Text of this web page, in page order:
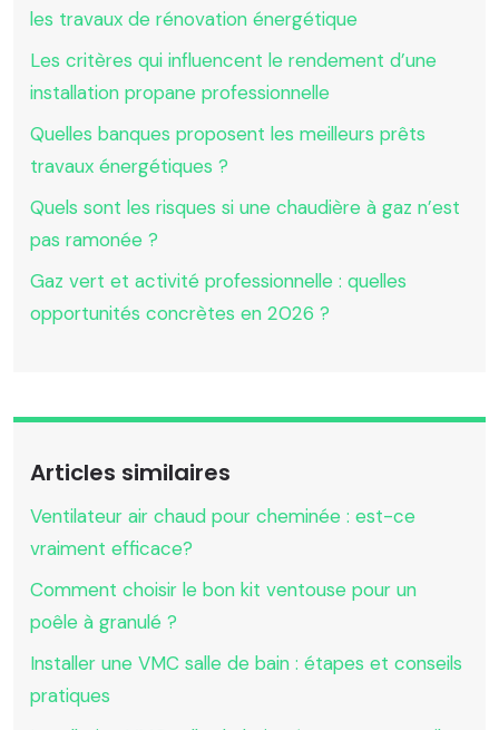
les travaux de rénovation énergétique
Les critères qui influencent le rendement d’une
installation propane professionnelle
Quelles banques proposent les meilleurs prêts
travaux énergétiques ?
Quels sont les risques si une chaudière à gaz n’est
pas ramonée ?
Gaz vert et activité professionnelle : quelles
opportunités concrètes en 2026 ?
Articles similaires
Ventilateur air chaud pour cheminée : est-ce
vraiment efficace?
Comment choisir le bon kit ventouse pour un
poêle à granulé ?
Installer une VMC salle de bain : étapes et conseils
pratiques